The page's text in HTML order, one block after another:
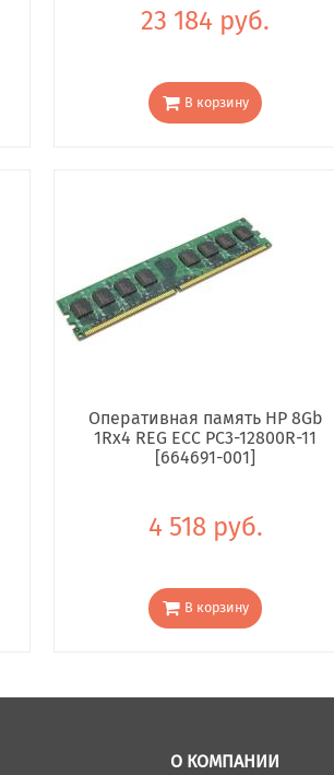
23 184 руб.
В корзину
Оперативная память HP 8Gb
1Rx4 REG ECC PC3-12800R-11
[664691-001]
4 518 руб.
В корзину
О КОМПАНИИ